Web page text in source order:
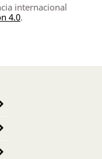
internacional
4.0.